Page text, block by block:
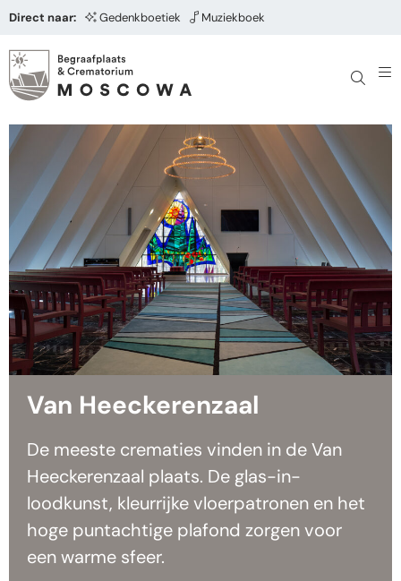
Direct naar: Gedenkboetiek Muziekboek
Van Heeckerenzaal
De meeste crematies vinden in de Van
Heeckerenzaal plaats. De glas-in-
loodkunst, kleurrijke vloerpatronen en het
hoge puntachtige plafond zorgen voor
een warme sfeer.